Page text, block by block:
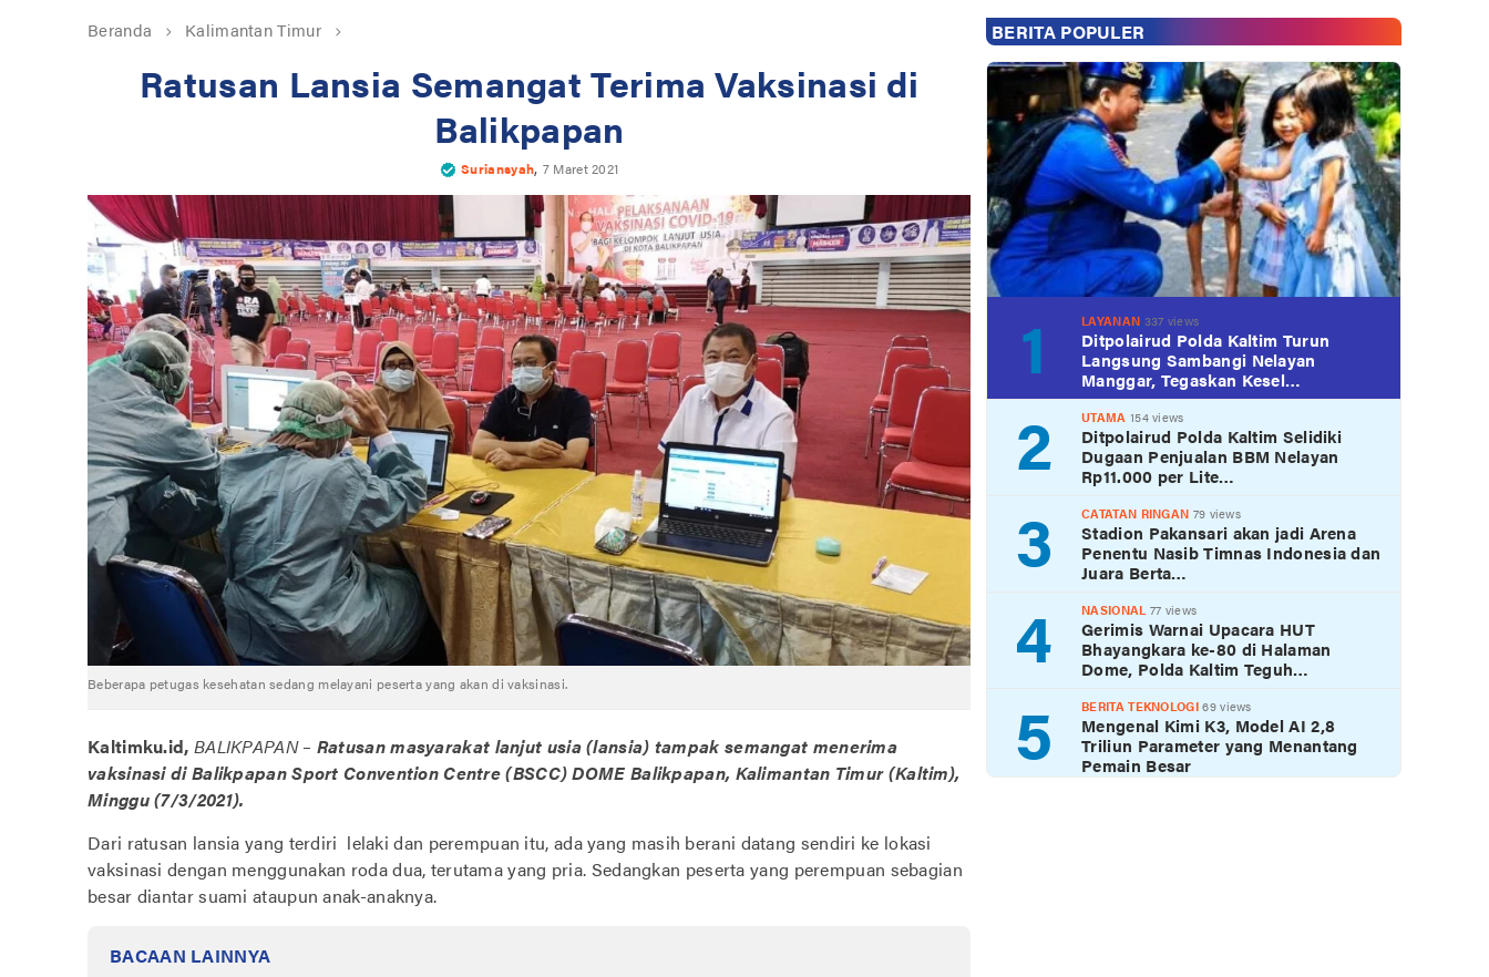
Beranda Kalimantan Timur
Ratusan Lansia Semangat Terima Vaksinasi di
Balikpapan
Suriansyah, 7 Maret 2021
Beberapa petugas kesehatan sedang melayani peserta yang akan di vaksinasi.
Kaltimku.id, BALIKPAPAN – Ratusan masyarakat lanjut usia (lansia) tampak semangat menerima
vaksinasi di Balikpapan Sport Convention Centre (BSCC) DOME Balikpapan, Kalimantan Timur (Kaltim),
Minggu (7/3/2021).
Dari ratusan lansia yang terdiri lelaki dan perempuan itu, ada yang masih berani datang sendiri ke lokasi
vaksinasi dengan menggunakan roda dua, terutama yang pria. Sedangkan peserta yang perempuan sebagian
besar diantar suami ataupun anak-anaknya.
BACAAN LAINNYA
BERITA POPULER
1 LAYANAN 337 views
Ditpolairud Polda Kaltim Turun
Langsung Sambangi Nelayan
Manggar, Tegaskan Kesel…
2 UTAMA 154 views
Ditpolairud Polda Kaltim Selidiki
Dugaan Penjualan BBM Nelayan
Rp11.000 per Lite…
3 CATATAN RINGAN 79 views
Stadion Pakansari akan jadi Arena
Penentu Nasib Timnas Indonesia dan
Juara Berta…
4 NASIONAL77 views
Gerimis Warnai Upacara HUT
Bhayangkara ke-80 di Halaman
Dome, Polda Kaltim Teguh…
5 BERITA TEKNOLOGI 69 views
Mengenal Kimi K3, Model AI 2,8
Triliun Parameter yang Menantang
Pemain Besar